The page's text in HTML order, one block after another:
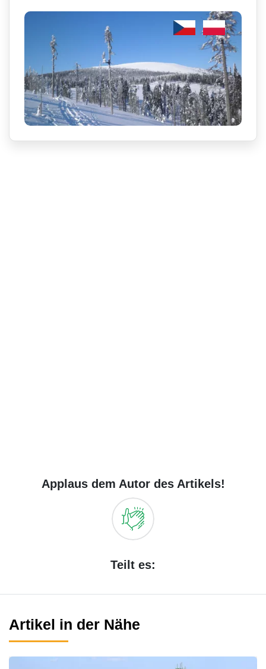
Applaus dem Autor des Artikels!
Teilt es:
Artikel in der Nähe